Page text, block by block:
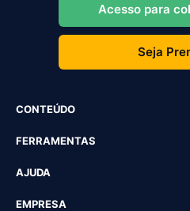
Acesso para
Seja
CONTEÚDO
FERRAMENTAS
AJUDA
EMPRESA